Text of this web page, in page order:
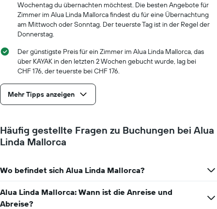
Wochentag du übernachten möchtest. Die besten Angebote für
Zimmer im Alua Linda Mallorca findest du für eine Übernachtung
am Mittwoch oder Sonntag. Der teuerste Tag ist in der Regel der
Donnerstag.
Der günstigste Preis für ein Zimmer im Alua Linda Mallorca, das
über KAYAK in den letzten 2 Wochen gebucht wurde, lag bei
CHF 176, der teuerste bei CHF 176.
Mehr Tipps anzeigen
Häufig gestellte Fragen zu Buchungen bei Alua
Linda Mallorca
Wo befindet sich Alua Linda Mallorca?
Alua Linda Mallorca: Wann ist die Anreise und
Abreise?